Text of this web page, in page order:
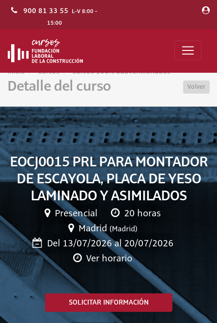
900 81 33 55 L-V 8:00 -
15:00
Inicio Cursos Cursos 100% Subvencionados
Detalle del curso Volver
EOCJ0015 PRL PARA MONTADOR
DE ESCAYOLA, PLACA DE YESO
LAMINADO Y ASIMILADOS
Presencial
20 horas
Madrid (Madrid)
Del 13/07/2026 al 20/07/2026
Ver horario
SOLICITAR INFORMACIÓN